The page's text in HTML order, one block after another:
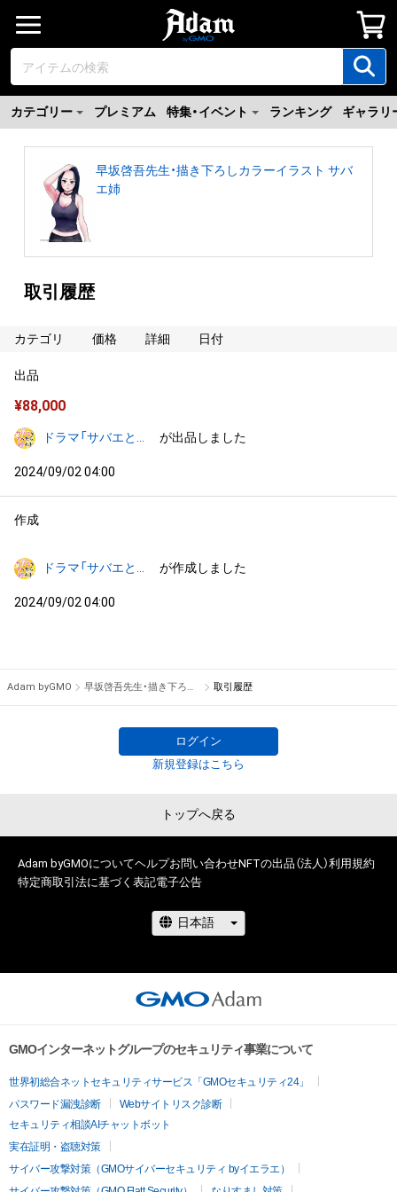
カテゴリー プレミアム 特集・イベント ランキング ギャラリ
早坂啓吾先生・描き下ろしカラーイラスト サバ
エ姉
取引履歴
カテゴリ 価格 詳細 日付
出品
¥88,000
が出品しました
2024/09/02 04:00
作成
が作成しました
2024/09/02 04:00
Adam byGMO 取引履歴
ログイン
新規登録はこちら
トップへ戻る
Adam byGMOについてヘルプお問い合わせNFTの出品（法人）利用規約
特定商取引法に基づく表記電子公告
GMOインターネットグループのセキュリティ事業について
世界初総合ネットセキュリティサービス「GMOセキュリティ24」
パスワード漏洩診断
Webサイトリスク診断
セキュリティ相談AIチャットボット
実在証明・盗聴対策
サイバー攻撃対策（GMOサイバーセキュリティ byイエラエ）